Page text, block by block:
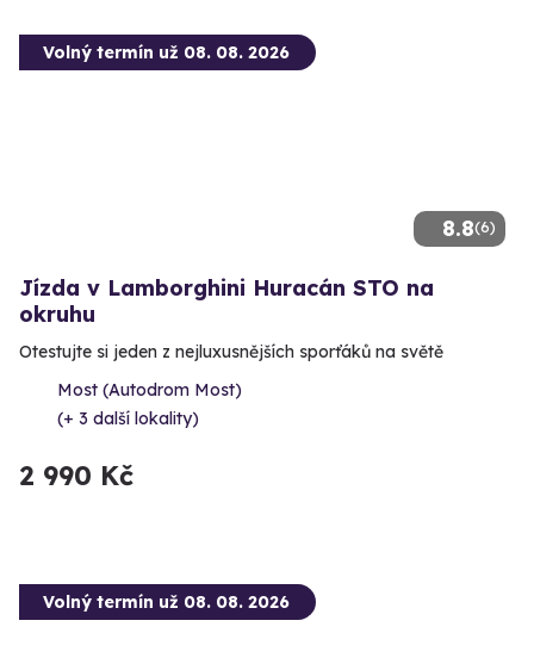
8.8(6)
Volný termín už 08. 08. 2026
Jízda v Lamborghini Huracán STO na
okruhu
Otestujte si jeden z nejluxusnějších sporťáků na světě
Most (Autodrom Most)
(+ 3 další lokality)
2 990 Kč
Volný termín už 08. 08. 2026